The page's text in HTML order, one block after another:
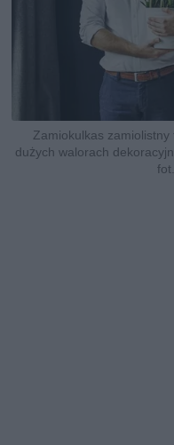
Zamiokulkas
dużych walorach